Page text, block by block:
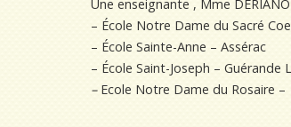
Une enseignante , Mme
– École Notre Dame du Sacré
– École Sainte-Anne – Assérac
– École Saint-Joseph – Guérande
–Ecole Notre Dame du Rosaire –